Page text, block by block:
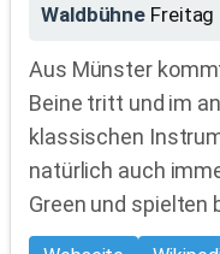
Waldbühne Freitag
Aus Münster
Beine tritt und im
klassischen
natürlich auch
Green und spielten